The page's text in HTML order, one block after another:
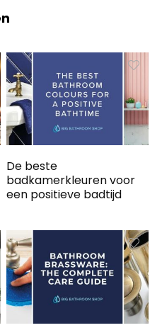
De beste
badkamerkleuren voor
een positieve badtijd